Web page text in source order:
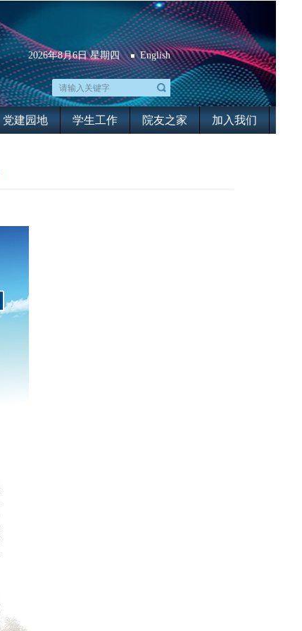
2026年8月6日 星期四 English
党建园地 学生工作 院友之家 加入我们